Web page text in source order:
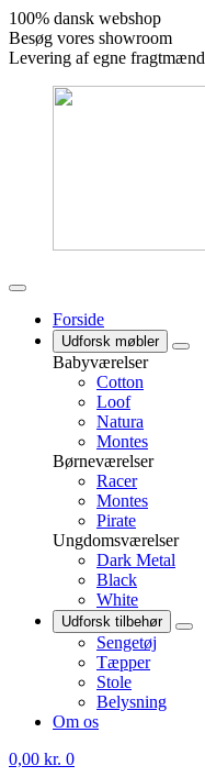
100% dansk webshop
Besøg vores showroom
Levering af egne fragtmænd
Forside
Udforsk møbler
Babyværelser
Cotton
Loof
Natura
Montes
Børneværelser
Racer
Montes
Pirate
Ungdomsværelser
Dark Metal
Black
White
Udforsk tilbehør
Sengetøj
Tæpper
Stole
Belysning
Om os
0,00 kr. 0